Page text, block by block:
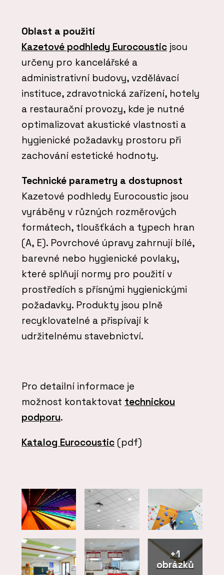
Oblast a použití
Kazetové podhledy Eurocoustic jsou
určeny pro kancelářské a
administrativní budovy, vzdělávací
instituce, zdravotnická zařízení, hotely
a restaurační provozy, kde je nutné
optimalizovat akustické vlastnosti a
hygienické požadavky prostoru při
zachování estetické hodnoty.
Technické parametry a dostupnost
Kazetové podhledy Eurocoustic jsou
vyráběny v různých rozměrových
formátech, tloušťkách a typech hran
(A, E). Povrchové úpravy zahrnují bílé,
barevné nebo hygienické povlaky,
které splňují normy pro použití v
prostředích s přísnými hygienickými
požadavky. Produkty jsou plně
recyklovatelné a přispívají k
udržitelnému stavebnictví.
Pro detailní informace je
možnost kontaktovat technickou
podporu.
Katalog Eurocoustic (pdf)
+1
obrázků